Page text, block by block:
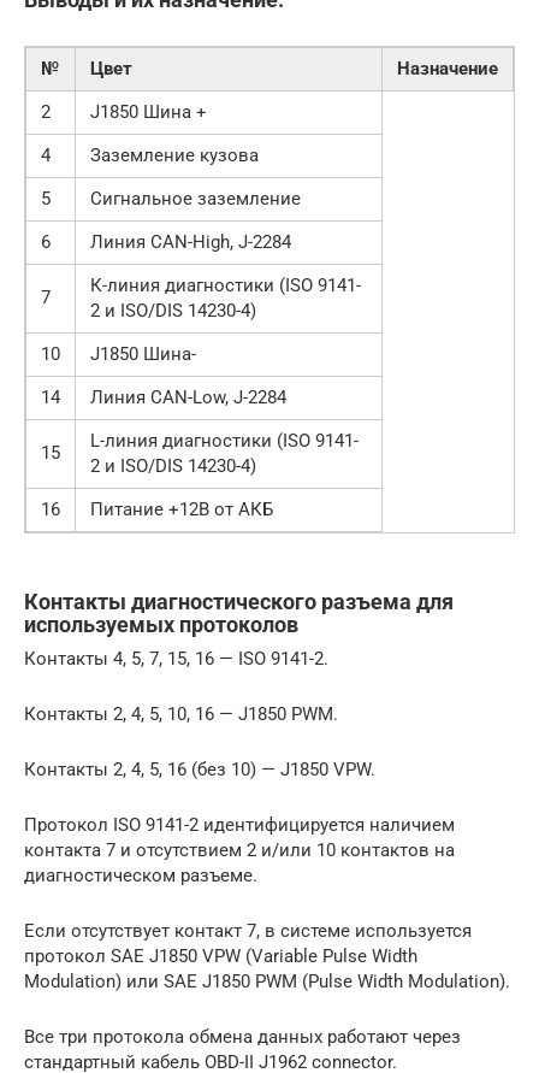
№ Цвет
Назначение
2
J1850 Шина +
4
Заземление кузова
5
Сигнальное заземление
6
Линия CAN-High, J-2284
7
К-линия диагностики (ISO 9141-
2 и ISO/DIS 14230-4)
10
J1850 Шина-
14
Линия CAN-Low, J-2284
15
L-линия диагностики (ISO 9141-
2 и ISO/DIS 14230-4)
16
Питание +12В от АКБ
Контакты диагностического разъема для
используемых протоколов
Контакты 4, 5, 7, 15, 16 — ISO 9141-2.
Контакты 2, 4, 5, 10, 16 — J1850 PWM.
Контакты 2, 4, 5, 16 (без 10) — J1850 VPW.
Протокол ISO 9141-2 идентифицируется наличием
контакта 7 и отсутствием 2 и/или 10 контактов на
диагностическом разъеме.
Если отсутствует контакт 7, в системе используется
протокол SAE J1850 VPW (Variable Pulse Width
Modulation) или SAE J1850 PWM (Pulse Width Modulation).
Все три протокола обмена данных работают через
стандартный кабель OBD-II J1962 connector.